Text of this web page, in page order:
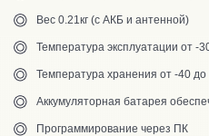
Вес 0.21кг (с АКБ и антенной)
Температура эксплуатации от -
Температура хранения от -40 до
Аккумуляторная батарея
Программирование через ПК